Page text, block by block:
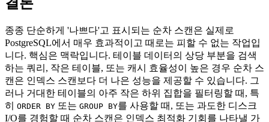
결론
종종 단순하게 '나쁘다'고 표시되는 순차 스캔은 실제로
PostgreSQL에서 매우 효과적이고 때로는 피할 수 없는 작업입
니다. 핵심은 맥락입니다. 테이블 데이터의 상당 부분을 검색
하는 쿼리, 작은 테이블, 또는 캐시 효율성이 높은 경우 순차 스
캔은 인덱스 스캔보다 더 나은 성능을 제공할 수 있습니다. 그
러나 거대한 테이블의 아주 작은 하위 집합을 필터링할 때, 특
히 ORDER BY 또는 GROUP BY를 사용할 때, 또는 과도한 디스크
I/O를 경험할 때 순차 스캔은 인덱스 최적화 기회를 나타낼 가